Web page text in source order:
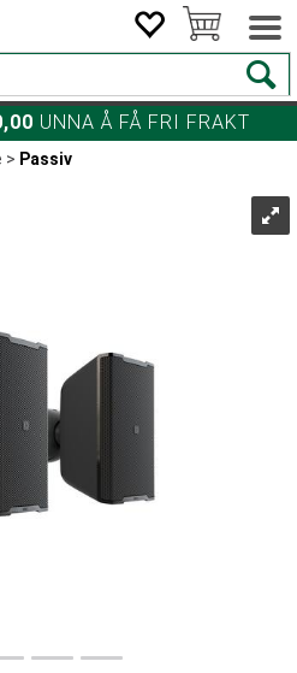
UNNA Å FÅ FRI FRAKT
> Passiv